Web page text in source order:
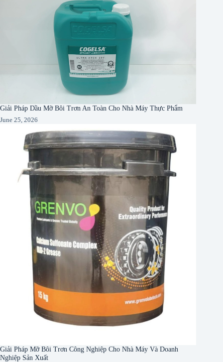
Giải Pháp Dầu Mỡ Bôi Trơn An Toàn Cho Nhà Máy Thực Phẩm
June 25, 2026
Giải Pháp Mỡ Bôi Trơn Công Nghiệp Cho Nhà Máy Và Doanh
Nghiệp Sản Xuất